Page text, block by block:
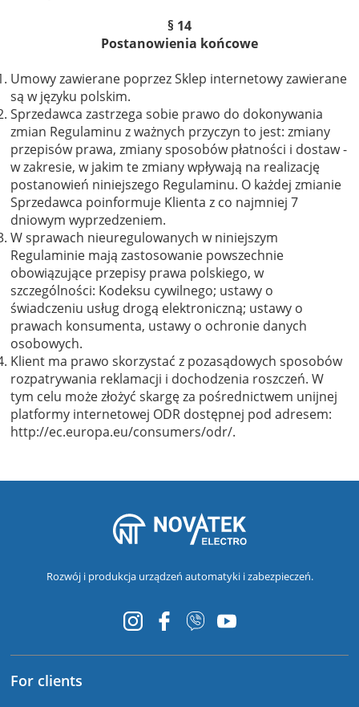
§ 14
Postanowienia końcowe
Umowy zawierane poprzez Sklep internetowy zawierane
są w języku polskim.
Sprzedawca zastrzega sobie prawo do dokonywania
zmian Regulaminu z ważnych przyczyn to jest: zmiany
przepisów prawa, zmiany sposobów płatności i dostaw -
w zakresie, w jakim te zmiany wpływają na realizację
postanowień niniejszego Regulaminu. O każdej zmianie
Sprzedawca poinformuje Klienta z co najmniej 7
dniowym wyprzedzeniem.
W sprawach nieuregulowanych w niniejszym
Regulaminie mają zastosowanie powszechnie
obowiązujące przepisy prawa polskiego, w
szczególności: Kodeksu cywilnego; ustawy o
świadczeniu usług drogą elektroniczną; ustawy o
prawach konsumenta, ustawy o ochronie danych
osobowych.
Klient ma prawo skorzystać z pozasądowych sposobów
rozpatrywania reklamacji i dochodzenia roszczeń. W
tym celu może złożyć skargę za pośrednictwem unijnej
platformy internetowej ODR dostępnej pod adresem:
http://ec.europa.eu/consumers/odr/.
Rozwój i produkcja urządzeń automatyki i zabezpieczeń.
For clients